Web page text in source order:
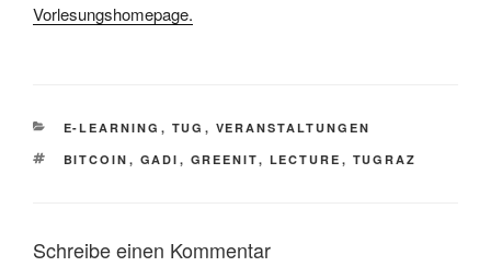
Vorlesungshomepage.
KATEGORIEN
E-LEARNING , TUG , VERANSTALTUNGEN
SCHLAGWÖRTER
BITCOIN , GADI , GREENIT, LECTURE , TUGRAZ
Schreibe einen Kommentar